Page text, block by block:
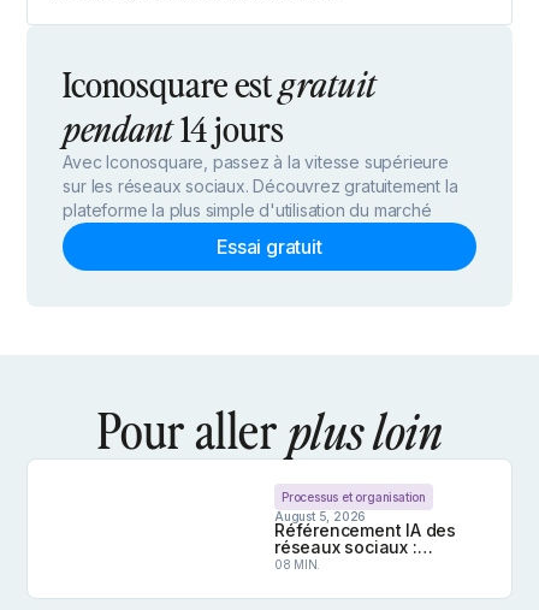
Iconosquare estgratuit
pendant14 jours
Avec Iconosquare, passez à la vitesse supérieure
sur les réseaux sociaux. Découvrez gratuitement la
plateforme la plus simple d'utilisation du marché
Essai gratuit
Pour aller plus loin
Processus et organisation
August 5, 2026
Référencement IA des
réseaux sociaux :
comment être cité par les
08 MIN.